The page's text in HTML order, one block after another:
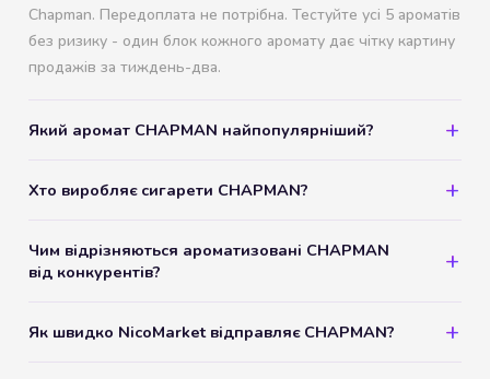
Chapman. Передоплата не потрібна. Тестуйте усі 5 ароматів
без ризику - один блок кожного аромату дає чітку картину
продажів за тиждень-два.
Який аромат CHAPMAN найпопулярніший?
Хто виробляє сигарети CHAPMAN?
Чим відрізняються ароматизовані CHAPMAN
від конкурентів?
Як швидко NicoMarket відправляє CHAPMAN?